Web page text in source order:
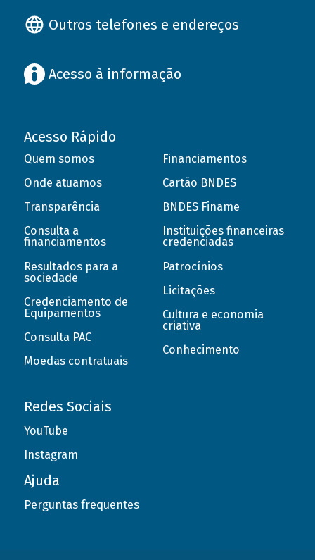
Outros telefones e endereços
Acesso à informação
Acesso Rápido
Quem somos
Onde atuamos
Transparência
Consulta a
financiamentos
Resultados para a
sociedade
Credenciamento de
Equipamentos
Consulta PAC
Moedas contratuais
Financiamentos
Cartão BNDES
BNDES Finame
Instituições financeiras
credenciadas
Patrocínios
Licitações
Cultura e economia
criativa
Conhecimento
Redes Sociais
YouTube
Instagram
Ajuda
Perguntas frequentes